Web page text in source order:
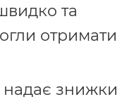
та
отримати
знижки